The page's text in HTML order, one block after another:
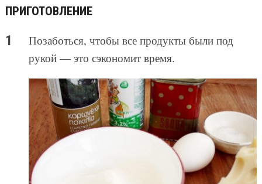
ПРИГОТОВЛЕНИЕ
Позаботься, чтобы все продукты были под
рукой — это сэкономит время.